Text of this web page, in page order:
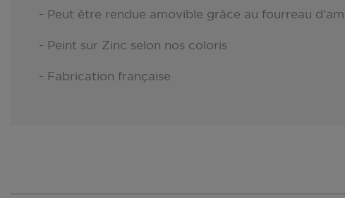
- Peut être rendue amovible grâce au fourreau
- Peint sur Zinc selon nos coloris
- Fabrication française